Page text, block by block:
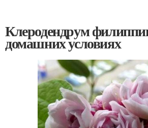
Клеродендрум
домашних условиях